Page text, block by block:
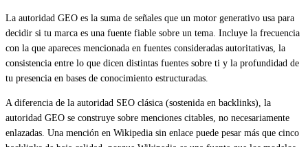
La autoridad GEO es la suma de señales que un motor generativo usa para
decidir si tu marca es una fuente fiable sobre un tema. Incluye la frecuencia
con la que apareces mencionada en fuentes consideradas autoritativas, la
consistencia entre lo que dicen distintas fuentes sobre ti y la profundidad de
tu presencia en bases de conocimiento estructuradas.
A diferencia de la autoridad SEO clásica (sostenida en backlinks), la
autoridad GEO se construye sobre menciones citables, no necesariamente
enlazadas. Una mención en Wikipedia sin enlace puede pesar más que cinco